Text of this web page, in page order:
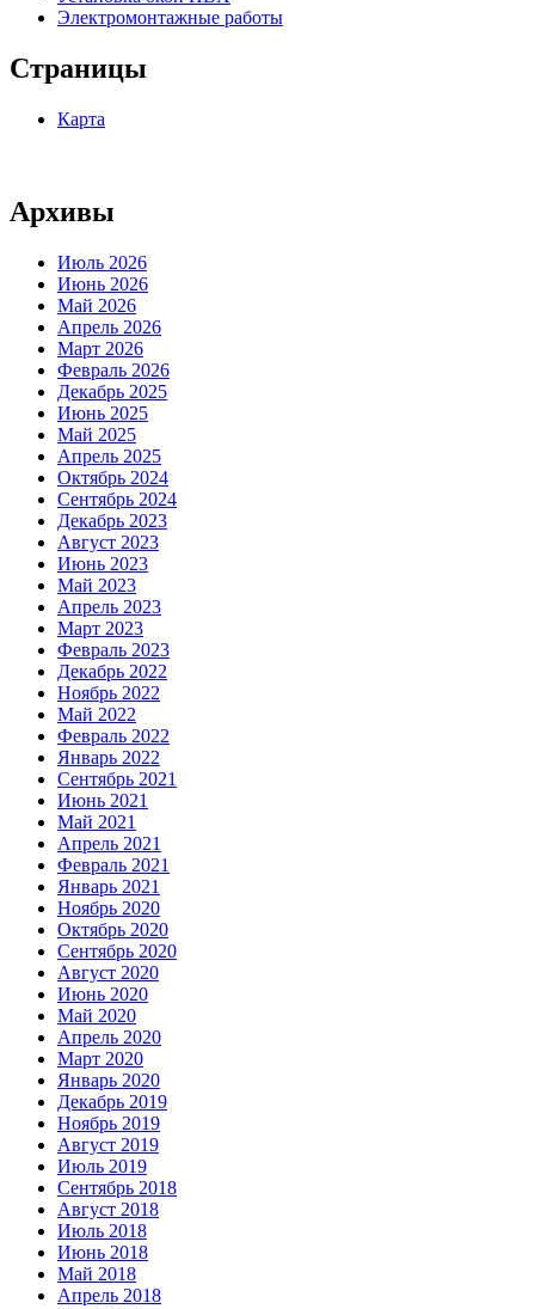
Электромонтажные работы
Страницы
Карта
Архивы
Июль 2026
Июнь 2026
Май 2026
Апрель 2026
Март 2026
Февраль 2026
Декабрь 2025
Июнь 2025
Май 2025
Апрель 2025
Октябрь 2024
Сентябрь 2024
Декабрь 2023
Август 2023
Июнь 2023
Май 2023
Апрель 2023
Март 2023
Февраль 2023
Декабрь 2022
Ноябрь 2022
Май 2022
Февраль 2022
Январь 2022
Сентябрь 2021
Июнь 2021
Май 2021
Апрель 2021
Февраль 2021
Январь 2021
Ноябрь 2020
Октябрь 2020
Сентябрь 2020
Август 2020
Июнь 2020
Май 2020
Апрель 2020
Март 2020
Январь 2020
Декабрь 2019
Ноябрь 2019
Август 2019
Июль 2019
Сентябрь 2018
Август 2018
Июль 2018
Июнь 2018
Май 2018
Апрель 2018